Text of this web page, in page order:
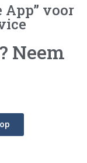
App” voor
Neem